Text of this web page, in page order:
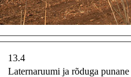
13.4
Laternaruumi ja rõduga